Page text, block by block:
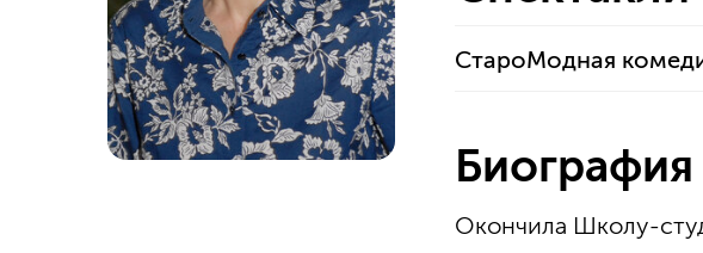
СтароМодная
Биография
Окончила Школу-